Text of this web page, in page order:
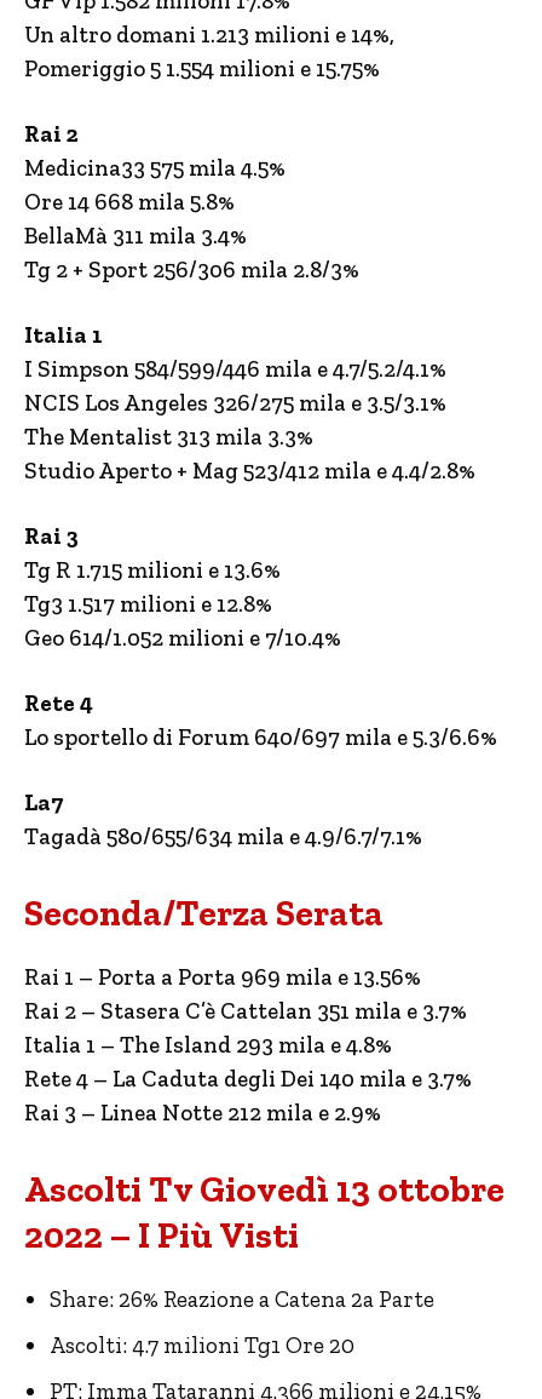
Un altro domani 1.213 milioni e 14%,
Pomeriggio 5 1.554 milioni e 15.75%
Rai 2
Medicina33 575 mila 4.5%
Ore 14 668 mila 5.8%
BellaMà 311 mila 3.4%
Tg 2 + Sport 256/306 mila 2.8/3%
Italia 1
I Simpson 584/599/446 mila e 4.7/5.2/4.1%
NCIS Los Angeles 326/275 mila e 3.5/3.1%
The Mentalist 313 mila 3.3%
Studio Aperto + Mag 523/412 mila e 4.4/2.8%
Rai 3
Tg R 1.715 milioni e 13.6%
Tg3 1.517 milioni e 12.8%
Geo 614/1.052 milioni e 7/10.4%
Rete 4
Lo sportello di Forum 640/697 mila e 5.3/6.6%
La7
Tagadà 580/655/634 mila e 4.9/6.7/7.1%
Seconda/Terza Serata
Rai 1 – Porta a Porta 969 mila e 13.56%
Rai 2 – Stasera C’è Cattelan 351 mila e 3.7%
Italia 1 – The Island 293 mila e 4.8%
Rete 4 – La Caduta degli Dei 140 mila e 3.7%
Rai 3 – Linea Notte 212 mila e 2.9%
Ascolti Tv Giovedì 13 ottobre
2022 – I Più Visti
Share: 26% Reazione a Catena 2a Parte
Ascolti: 4.7 milioni Tg1 Ore 20
PT: Imma Tataranni 4.366 milioni e 24.15%